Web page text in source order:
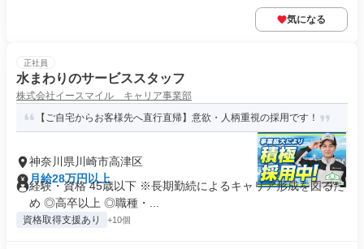
気になる
正社員
水まわりのサービススタッフ
株式会社イースマイル キャリア事業部
【ご自宅からお客様先へ直行直帰】意欲・人柄重視の採用です！
神奈川県川崎市高津区
月給28万円以上
経験・資格 45歳以下 ※長期勤続によるキャリア形成を図るた
め ◎高卒以上 ◎職種・...
資格取得支援あり +10個